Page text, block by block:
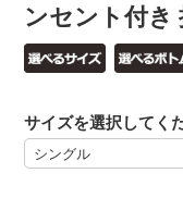
ンセント付き
サイズを選択してく